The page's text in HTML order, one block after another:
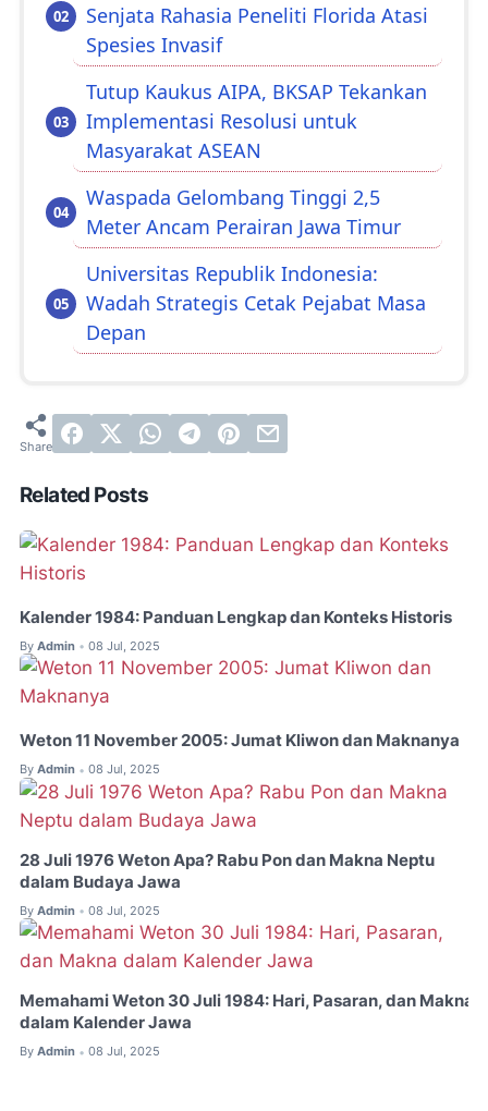
Senjata Rahasia Peneliti Florida Atasi
Spesies Invasif
Tutup Kaukus AIPA, BKSAP Tekankan
Implementasi Resolusi untuk
Masyarakat ASEAN
Waspada Gelombang Tinggi 2,5
Meter Ancam Perairan Jawa Timur
Universitas Republik Indonesia:
Wadah Strategis Cetak Pejabat Masa
Depan
Related Posts
Kalender 1984: Panduan Lengkap dan Konteks Historis
By Admin • 08 Jul, 2025
Weton 11 November 2005: Jumat Kliwon dan Maknanya
By Admin • 08 Jul, 2025
28 Juli 1976 Weton Apa? Rabu Pon dan Makna Neptu
dalam Budaya Jawa
By Admin • 08 Jul, 2025
Memahami Weton 30 Juli 1984: Hari, Pasaran, dan Makna
dalam Kalender Jawa
By Admin • 08 Jul, 2025